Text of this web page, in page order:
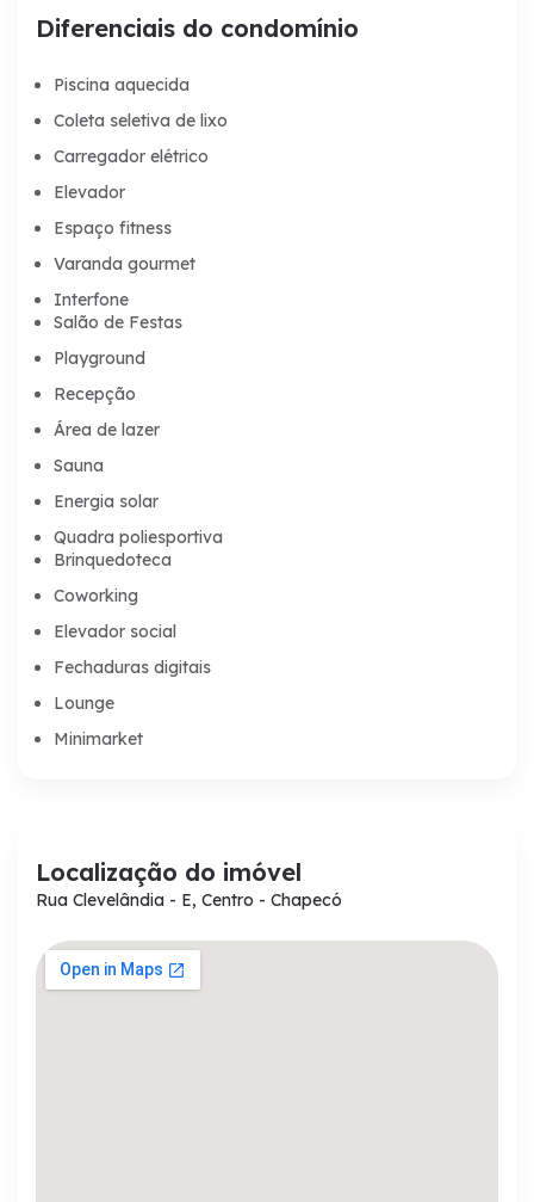
Diferenciais do condomínio
Piscina aquecida
Coleta seletiva de lixo
Carregador elétrico
Elevador
Espaço fitness
Varanda gourmet
Interfone
Salão de Festas
Playground
Recepção
Área de lazer
Sauna
Energia solar
Quadra poliesportiva
Brinquedoteca
Coworking
Elevador social
Fechaduras digitais
Lounge
Minimarket
Localização do imóvel
Rua Clevelândia - E, Centro - Chapecó